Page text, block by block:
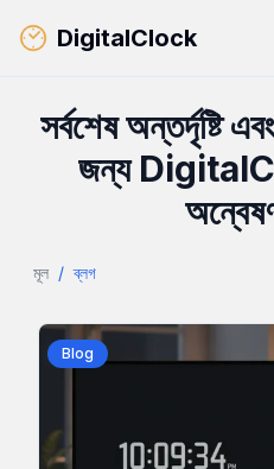
DigitalClock
সর্বশেষ অন্তর্দৃষ্টি
জন্য
মূল / ব্লগ
Blog